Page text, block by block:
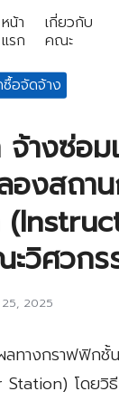
หน้า
แรก
เกี่ยวกับ
คณะ
ซื้อจัดจ้าง
จ้างซ่อ
งสถา
ะวิศวก
2025
ลทางกราฟฟิก
โดยวิธี